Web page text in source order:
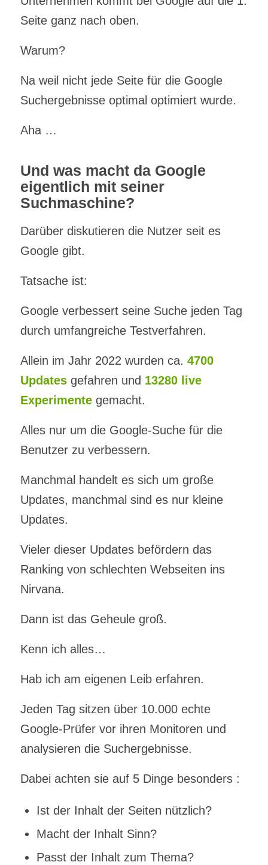
Seite ganz nach oben.
Warum?
Na weil nicht jede Seite für die Google
Suchergebnisse optimal optimiert wurde.
Aha …
Und was macht da Google
eigentlich mit seiner
Suchmaschine?
Darüber diskutieren die Nutzer seit es
Google gibt.
Tatsache ist:
Google verbessert seine Suche jeden Tag
durch umfangreiche Testverfahren.
Allein im Jahr 2022 wurden ca. 4700
Updatesgefahren und 13280 live
Experimentegemacht.
Alles nur um die Google-Suche für die
Benutzer zu verbessern.
Manchmal handelt es sich um große
Updates, manchmal sind es nur kleine
Updates.
Vieler dieser Updates befördern das
Ranking von schlechten Webseiten ins
Nirvana.
Dann ist das Geheule groß.
Kenn ich alles…
Hab ich am eigenen Leib erfahren.
Jeden Tag sitzen über 10.000 echte
Google-Prüfer vor ihren Monitoren und
analysieren die Suchergebnisse.
Dabei achten sie auf 5 Dinge besonders :
Ist der Inhalt der Seiten nützlich?
Macht der Inhalt Sinn?
Passt der Inhalt zum Thema?